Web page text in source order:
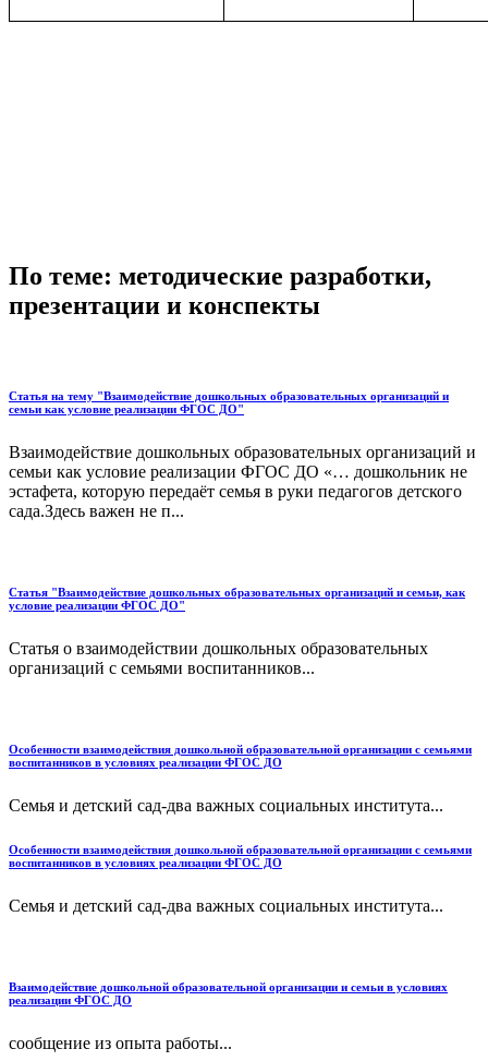
По теме: методические разработки,
презентации и конспекты
Статья на тему "Взаимодействие дошкольных образовательных организаций и
семьи как условие реализации ФГОС ДО"
Взаимодействие дошкольных образовательных организаций и
семьи как условие реализации ФГОС ДО «… дошкольник не
эстафета, которую передаёт семья в руки педагогов детского
сада.Здесь важен не п...
Статья "Взаимодействие дошкольных образовательных организаций и семьи, как
условие реализации ФГОС ДО"
Статья о взаимодействии дошкольных образовательных
организаций с семьями воспитанников...
Особенности взаимодействия дошкольной образовательной организации с семьями
воспитанников в условиях реализации ФГОС ДО
Семья и детский сад-два важных социальных института...
Особенности взаимодействия дошкольной образовательной организации с семьями
воспитанников в условиях реализации ФГОС ДО
Семья и детский сад-два важных социальных института...
Взаимодействие дошкольной образовательной организации и семьи в условиях
реализации ФГОС ДО
сообщение из опыта работы...